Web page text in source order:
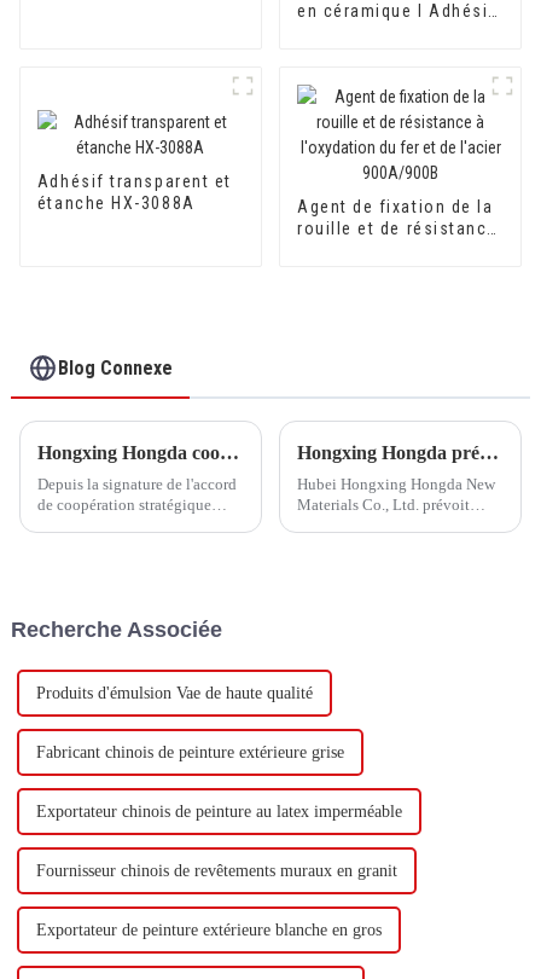
en céramique I Adhésif
Adhésif transparent et
étanche HX-3088A
Agent de fixation de la
rouille et de résistance
Blog Connexe
Hongxing Hongda coopère avec Keshun Waterproof Technology Co., Ltd pour apporter un nouvel avenir à l'industrie
Depuis la signature de l'accord
de coopération stratégique
Hongxing Hongda prévoit d'investir 1,6 milliard de yuans pour construire une nouvelle usine de production d'émulsion d'une capacité de production de 510 000 tonnes par an.
Hubei Hongxing Hongda New
Materials Co., Ltd. prévoit
Recherche Associée
Produits d'émulsion Vae de haute qualité
Fabricant chinois de peinture extérieure grise
Exportateur chinois de peinture au latex imperméable
Fournisseur chinois de revêtements muraux en granit
Exportateur de peinture extérieure blanche en gros